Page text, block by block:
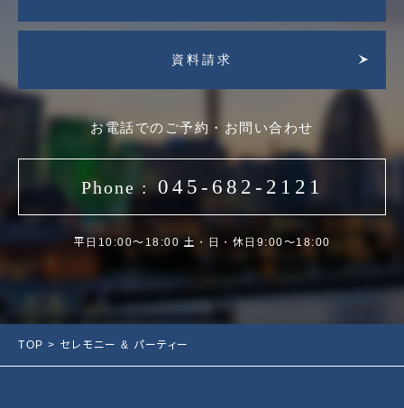
資料請求
お電話でのご予約・お問い合わせ
Phone : 045-682-2121
平日10:00〜18:00 土・日・休日9:00～18:00
TOP > セレモニー & パーティー